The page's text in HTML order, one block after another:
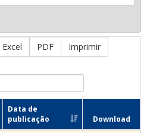
Excel PDF Imprimir
Data de
publicação
Download